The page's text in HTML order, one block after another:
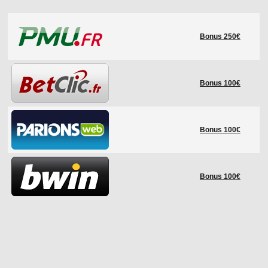
LES STADES
HISTORIQUE
COUPE DES CONFÉDÉRATIONS
Bonus 250€
Bonus 100€
Bonus 100€
Bonus 100€